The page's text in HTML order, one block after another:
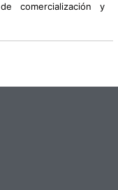
comercialización y